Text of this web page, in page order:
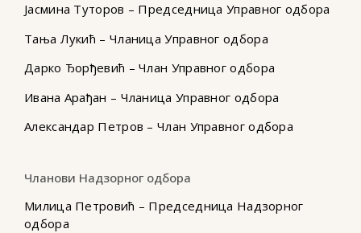
Јасмина Туторов – Председница Управног одбора
Тања Лукић – Чланица Управног одбора
Дарко Ђорђевић – Члан Управног одбора
Ивана Арађан – Чланица Управног одбора
Александар Петров – Члан Управног одбора
Чланови Надзорног одбора
Милица Петровић – Председница Надзорног
одбора